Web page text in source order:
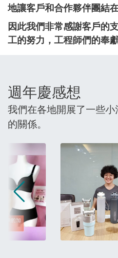
地讓客戶和合作夥伴團結在
因此我們非常感謝客戶的
工的努力，工程師們的奉獻
週年慶感想
我們在各地開展了一些
的關係。